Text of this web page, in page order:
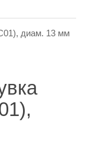
диам. 13 мм